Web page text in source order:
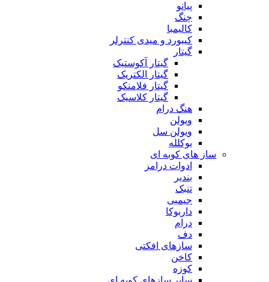
پیانو
چنگ
کالیمبا
کیبورد و میدی کنترلر
گیتار
گیتار آکوستیک
گیتار الکتریک
گیتار فلامنکو
گیتار کلاسیک
هنگ درام
ویولن
ویولن سل
یوکلله
ساز های کوبه ای
ادوات درامز
بندیر
تنبک
جیمبی
داربوکا
درام
دف
سازهای افکتی
کاخن
کوزه
سایر سازهای کوبه ای